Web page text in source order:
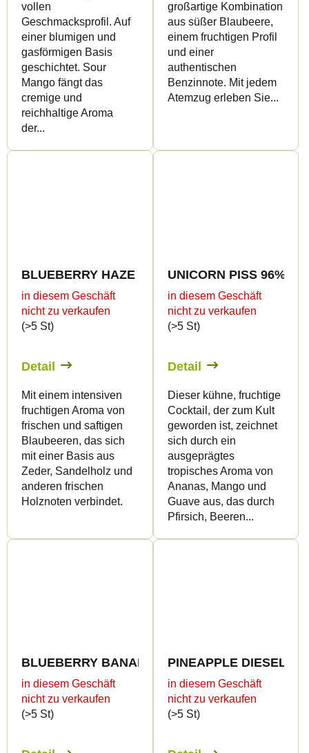
vollen
Geschmacksprofil. Auf
einer blumigen und
gasförmigen Basis
geschichtet. Sour
Mango fängt das
cremige und
reichhaltige Aroma
der...
großartige Kombination
aus süßer Blaubeere,
einem fruchtigen Profil
und einer
authentischen
Benzinnote. Mit jedem
Atemzug erleben Sie...
BLUEBERRY HAZE 96% HHC-O - CanaPuff -
in diesem Geschäft
nicht zu verkaufen
(>5 St)
Detail
Mit einem intensiven
fruchtigen Aroma von
frischen und saftigen
Blaubeeren, das sich
mit einer Basis aus
Zeder, Sandelholz und
anderen frischen
Holznoten verbindet.
UNICORN PISS 96%
in diesem Geschäft
nicht zu verkaufen
(>5 St)
Detail
Dieser kühne, fruchtige
Cocktail, der zum Kult
geworden ist, zeichnet
sich durch ein
ausgeprägtes
tropisches Aroma von
Ananas, Mango und
Guave aus, das durch
Pfirsich, Beeren...
BLUEBERRY BANANA PANCAKE 96% HHC-O -
in diesem Geschäft
nicht zu verkaufen
(>5 St)
PINEAPPLE DIESEL
in diesem Geschäft
nicht zu verkaufen
(>5 St)